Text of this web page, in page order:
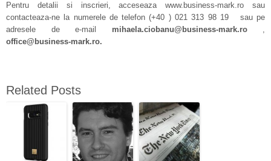
Pentru detalii si inscrieri, acceseaza www.business-mark.ro sau
contacteaza-ne la numerele de telefon (+40 ) 021 313 98 19 sau pe
adresele de e-mail mihaela.ciobanu@business-mark.ro,
office@business-mark.ro.
Related Posts